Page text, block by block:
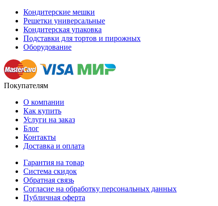
Кондитерские мешки
Решетки универсальные
Кондитерская упаковка
Подставки для тортов и пирожных
Оборудование
Покупателям
О компании
Как купить
Услуги на заказ
Блог
Контакты
Доставка и оплата
Гарантия на товар
Система скидок
Обратная связь
Согласие на обработку персональных данных
Публичная оферта